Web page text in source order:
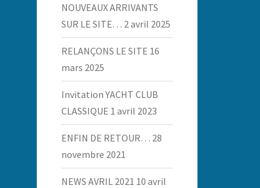
NOUVEAUX ARRIVANTS
SUR LE SITE… 2 avril 2025
RELANÇONS LE SITE 16
mars 2025
Invitation YACHT CLUB
CLASSIQUE 1 avril 2023
ENFIN DE RETOUR… 28
novembre 2021
NEWS AVRIL 2021 10 avril